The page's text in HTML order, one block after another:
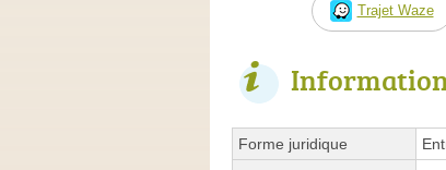
Trajet Waze
Forme juridique